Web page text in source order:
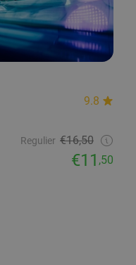
9.8
Regulier €16,50
€11 ,50